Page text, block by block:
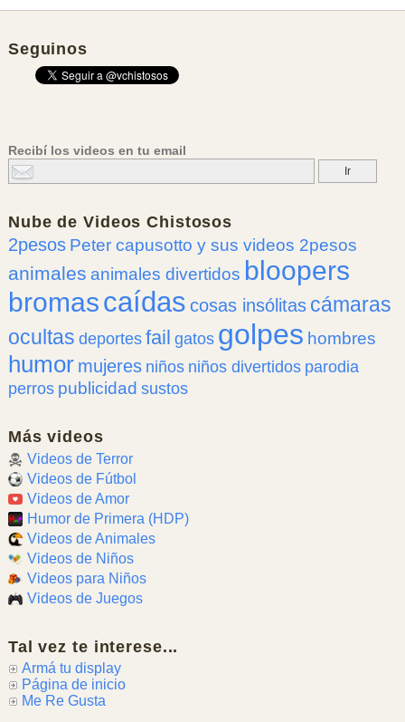
Seguinos
Recibí los videos en tu email
Nube deVideos Chistosos
2pesos Peter capusotto y sus videos 2pesos
animales animales divertidos bloopers
bromascaídas cosas insólitas cámaras
ocultas deportes fail gatos golpes hombres
humor mujeres niños niños divertidos parodia
perros publicidad sustos
Más videos
Videos de Terror
Videos de Fútbol
Videos de Amor
Humor de Primera (HDP)
Videos de Animales
Videos de Niños
Videos para Niños
Videos de Juegos
Tal vez te interese...
Armá tu display
Página de inicio
Me Re Gusta